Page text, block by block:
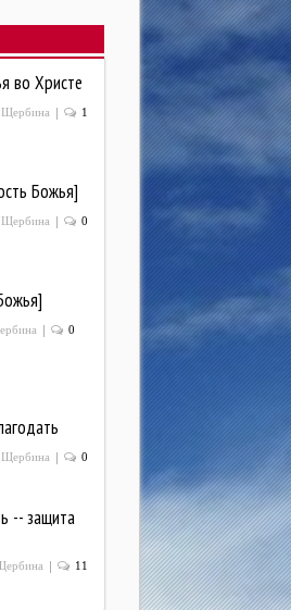
во Христе
Щербина | 1
Божья]
Щербина | 0
| 0
Щербина | 0
-- защита
| 11